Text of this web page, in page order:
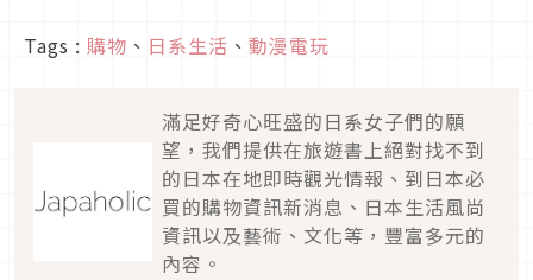
Tags : 購物 、 日系生活 、 動漫電玩
滿足好奇心旺盛的日系女子們的願
望，我們提供在旅遊書上絕對找不到
的日本在地即時觀光情報、到日本必
買的購物資訊新消息、日本生活風尚
資訊以及藝術、文化等，豐富多元的
內容。